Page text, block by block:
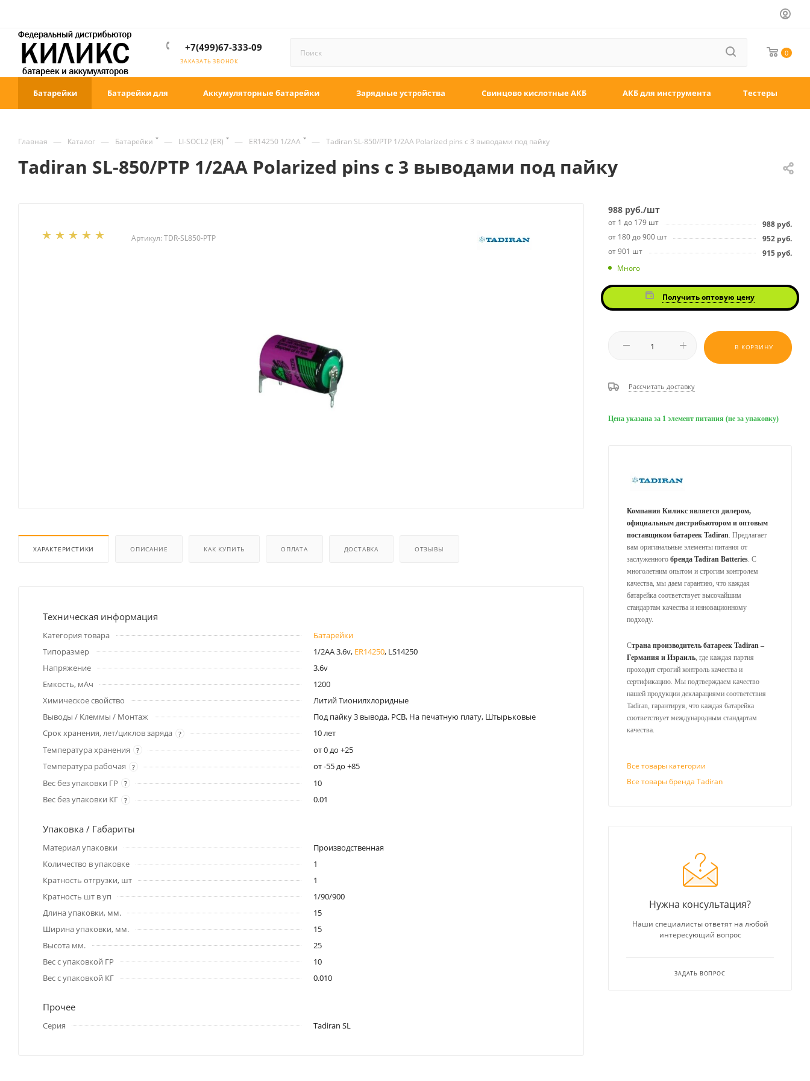
+7(499)67-333-09
ЗАКАЗАТЬ ЗВОНОК
0
Батарейки Батарейки для Аккумуляторные батарейки Зарядные устройства Свинцово кислотные АКБ АКБ для инструмента Тестеры
Главная — Каталог — Батарейки — LI-SOCL2 (ER) — ER14250 1/2AA — Tadiran SL-850/PTP 1/2AA Polarized pins с 3 выводами под пайку
Tadiran SL-850/PTP 1/2AA Polarized pins с 3 выводами под пайку
Артикул: TDR-SL850-PTP
ХАРАКТЕРИСТИКИ ОПИСАНИЕ КАК КУПИТЬ ОПЛАТА ДОСТАВКА ОТЗЫВЫ
Техническая информация
Категория товара
Батарейки
Типоразмер
1/2AA 3.6v, ER14250, LS14250
Напряжение
3.6v
Емкость, мАч
1200
Химическое свойство
Литий Тионилхлоридные
Выводы / Клеммы / Монтаж
Под пайку 3 вывода, PCB, На печатную плату, Штырьковые
Срок хранения, лет/циклов заряда
?
10 лет
Температура хранения
?
от 0 до +25
Температура рабочая
?
от -55 до +85
Вес без упаковки ГР
?
10
Вес без упаковки КГ
? 0.01
Упаковка / Габариты
Материал упаковки
Производственная
Количество в упаковке
1
Кратность отгрузки, шт
1
Кратность шт в уп
1/90/900
Длина упаковки, мм.
15
Ширина упаковки, мм.
15
Высота мм.
25
Вес с упаковкой ГР
10
Вес с упаковкой КГ
0.010
Прочее
Серия Tadiran SL
988 руб./шт
от 1 до 179 шт 988 руб.
от 180 до 900 шт
952 руб.
от 901 шт
915 руб.
Много
Получить оптовую цену
В КОРЗИНУ
Рассчитать доставку
Цена указана за 1 элемент питания (не за упаковку)
Компания Киликс является дилером,
официальным дистрибьютором и оптовым
поставщиком батареек Tadiran . Предлагает
вам оригинальные элементы питания от
заслуженного бренда Tadiran Batteries . С
многолетним опытом и строгим контролем
качества, мы даем гарантию, что каждая
батарейка соответствует высочайшим
стандартам качества и инновационному
подходу.
Страна производитель батареек Tadiran –
Германия и Израиль, где каждая партия
проходит строгий контроль качества и
сертификацию. Мы подтверждаем качество
нашей продукции декларациями соответствия
Tadiran, гарантируя, что каждая батарейка
соответствует международным стандартам
качества.
Все товары категории
Все товары бренда Tadiran
Нужна консультация?
Наши специалисты ответят на любой
интересующий вопрос
ЗАДАТЬ ВОПРОС